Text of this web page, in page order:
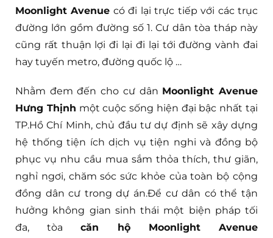
Moonlight Avenue có đi lại trực tiếp với các trục
đường lớn gồm đường số 1. Cư dân tòa tháp này
cũng rất thuận lợi đi lại đi lại tới đường vành đai
hay tuyến metro, đường quốc lộ …
Nhằm đem đến cho cư dân Moonlight Avenue
Hưng Thịnh một cuộc sống hiện đại bậc nhất tại
TP.Hồ Chí Minh, chủ đầu tư dự định sẽ xây dựng
hệ thống tiện ích dịch vụ tiện nghi và đồng bộ
phục vụ nhu cầu mua sắm thỏa thích, thư giãn,
nghỉ ngơi, chăm sóc sức khỏe của toàn bộ cộng
đồng dân cư trong dự án.Để cư dân có thể tận
hưởng không gian sinh thái một biện pháp tối
đa, tòacăn hộ Moonlight Avenue